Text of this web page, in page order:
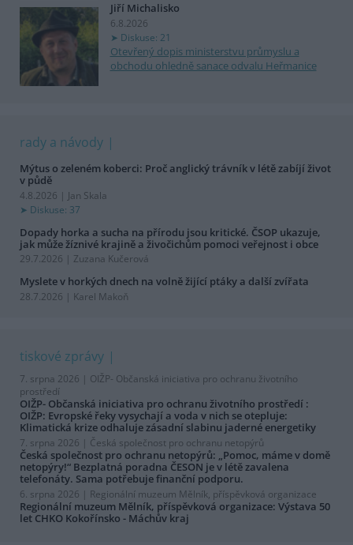
Jiří Michalisko
6.8.2026
Diskuse: 21
Otevřený dopis ministerstvu průmyslu a
obchodu ohledně sanace odvalu Heřmanice
rady a návody
Mýtus o zeleném koberci: Proč anglický trávník v létě zabíjí život
v půdě
4.8.2026 | Jan Skala
Diskuse: 37
Dopady horka a sucha na přírodu jsou kritické. ČSOP ukazuje,
jak může žíznivé krajině a živočichům pomoci veřejnost i obce
29.7.2026 | Zuzana Kučerová
Myslete v horkých dnech na volně žijící ptáky a další zvířata
28.7.2026 | Karel Makoň
tiskové zprávy
7. srpna 2026 | OIŽP- Občanská iniciativa pro ochranu životního
prostředí
OIŽP- Občanská iniciativa pro ochranu životního prostředí :
OIŽP: Evropské řeky vysychají a voda v nich se otepluje:
Klimatická krize odhaluje zásadní slabinu jaderné energetiky
7. srpna 2026 | Česká společnost pro ochranu netopýrů
Česká společnost pro ochranu netopýrů: „Pomoc, máme v domě
netopýry!“ Bezplatná poradna ČESON je v létě zavalena
telefonáty. Sama potřebuje finanční podporu.
6. srpna 2026 | Regionální muzeum Mělník, příspěvková organizace
Regionální muzeum Mělník, příspěvková organizace: Výstava 50
let CHKO Kokořínsko - Máchův kraj